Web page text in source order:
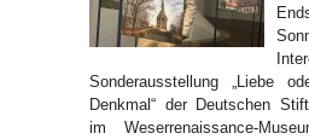
Sonderausstellung „Liebe
Denkmal“ der Deutschen
im Weserrenaissance-